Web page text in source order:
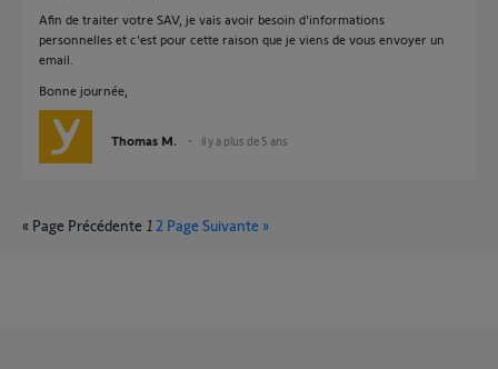
Afin de traiter votre SAV, je vais avoir besoin d'informations
personnelles et c'est pour cette raison que je viens de vous envoyer un
email.
Bonne journée,
Thomas M. il y a plus de 5 ans
« Page Précédente 1 2 Page Suivante »